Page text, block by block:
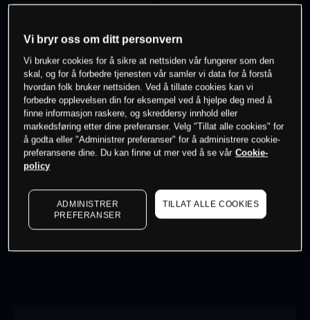
0% av kunder erpå dette instrumentet
Søk om konto
Kursene er veiledende. to see latest market data
Vi bryr oss om ditt personvern
Vi bruker cookies for å sikre at nettsiden vår fungerer som den
skal, og for å forbedre tjenesten vår samler vi data for å forstå
hvordan folk bruker nettsiden. Ved å tillate cookies kan vi
forbedre opplevelsen din for eksempel ved å hjelpe deg med å
finne informasjon raskere, og skreddersy innhold eller
markedsføring etter dine preferanser. Velg "Tillat alle cookies" for
å godta eller "Administrer preferanser" for å administrere cookie-
preferansene dine. Du kan finne ut mer ved å se vår Cookie-
policy
ADMINISTRER
PREFERANSER
TILLAT ALLE COOKIES